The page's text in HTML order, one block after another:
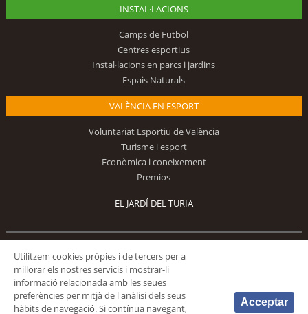
INSTAL·LACIONS
Camps de Futbol
Centres esportius
Instal·lacions en parcs i jardins
Espais Naturals
VALÈNCIA EN ESPORT
Voluntariat Esportiu de València
Turisme i esport
Econòmica i coneixement
Premios
EL JARDÍ DEL TURIA
Utilitzem cookies pròpies i de tercers per a
millorar els nostres servicis i mostrar-li
informació relacionada amb les seues
preferències per mitjà de l'anàlisi dels seus
hàbits de navegació. Si contínua navegant,
Acceptar